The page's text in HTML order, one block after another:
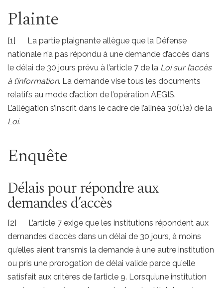
Plainte
[1] La partie plaignante allègue que la Défense
nationale n’a pas répondu à une demande d’accès dans
le délai de 30 jours prévu à l’article 7 de la Loi sur l’accès
à l’information. La demande vise tous les documents
relatifs au mode d’action de l’opération AEGIS.
L’allégation s’inscrit dans le cadre de l’alinéa 30(1)a) de la
Loi.
Enquête
Délais pour répondre aux
demandes d’accès
[2] L’article 7 exige que les institutions répondent aux
demandes d’accès dans un délai de 30 jours, à moins
qu’elles aient transmis la demande à une autre institution
ou pris une prorogation de délai valide parce qu’elle
satisfait aux critères de l’article 9. Lorsqu’une institution